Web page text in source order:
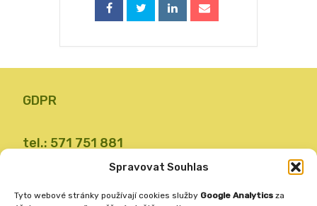
Spravovat Souhlas
Tyto webové stránky používají cookies služby Google Analytics za
GDPR
tel.: 571 751 881
email: zsvalbystrice@zsvb.cz
ID datové schránky: 24dabpx